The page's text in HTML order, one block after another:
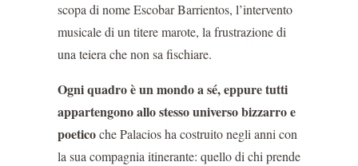
scopa di nome Escobar Barrientos, l’intervento
musicale di un titere marote, la frustrazione di
una teiera che non sa fischiare.
Ogni quadro è un mondo a sé, eppure tutti
appartengono allo stesso universo bizzarro e
poeticoche Palacios ha costruito negli anni con
la sua compagnia itinerante: quello di chi prende